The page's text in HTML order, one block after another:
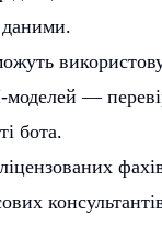
—
бота.